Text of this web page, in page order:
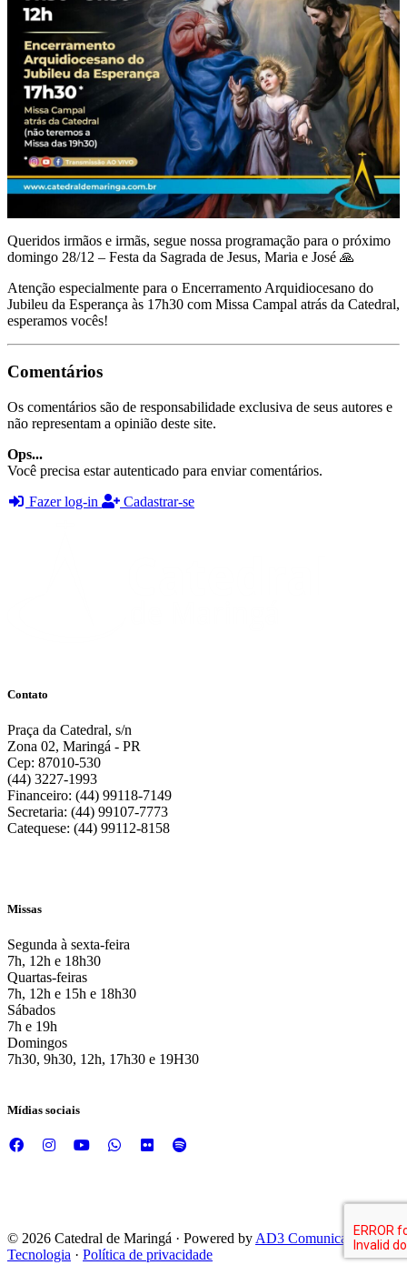
Queridos irmãos e irmãs, segue nossa programação para o próximo
domingo 28/12 – Festa da Sagrada de Jesus, Maria e José 🙏
Atenção especialmente para o Encerramento Arquidiocesano do
Jubileu da Esperança às 17h30 com Missa Campal atrás da Catedral,
esperamos vocês!
Comentários
Os comentários são de responsabilidade exclusiva de seus autores e
não representam a opinião deste site.
Ops...
Você precisa estar autenticado para enviar comentários.
Fazer log-in
Cadastrar-se
Contato
Praça da Catedral, s/n
Zona 02, Maringá - PR
Cep: 87010-530
(44) 3227-1993
Financeiro: (44) 99118-7149
Secretaria: (44) 99107-7773
Catequese: (44) 99112-8158
Missas
Segunda à sexta-feira
7h, 12h e 18h30
Quartas-feiras
7h, 12h e 15h e 18h30
Sábados
7h e 19h
Domingos
7h30, 9h30, 12h, 17h30 e 19H30
Mídias sociais
© 2026 Catedral de Maringá · Powered by AD3 Comunicação e
Tecnologia · Política de privacidade